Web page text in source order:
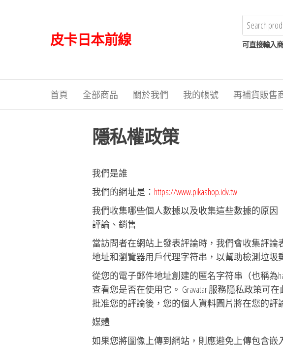
皮卡日本前線 可直接輸入
首頁 全部商品 關於我們 我的帳號 再補貨販售
隱私權政策
我們是誰
我們的網址是： https://www.pikashop.idv.tw
我們收集哪些個人數據以及收集這些數據的原因
評論、銷售
當訪問者在網站上發表評論時，我們會收集評論
地址和瀏覽器用戶代理字符串，以幫助檢測垃圾
從您的電子郵件地址創建的匿名字符串（也稱為
查看您是否在使用它。 Gravatar 服務隱私政策可在此
批准您的評論後，您的個人資料圖片將在您的評
媒體
如果您將圖像上傳到網站，則應避免上傳包含嵌入